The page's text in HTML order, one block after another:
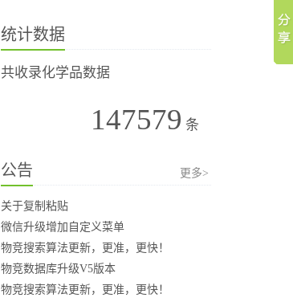
统计数据
共收录化学品数据
147579 条
公告 更多>
关于复制粘贴
微信升级增加自定义菜单
物竞搜索算法更新，更准，更快！
物竞数据库升级V5版本
物竞搜索算法更新，更准，更快！